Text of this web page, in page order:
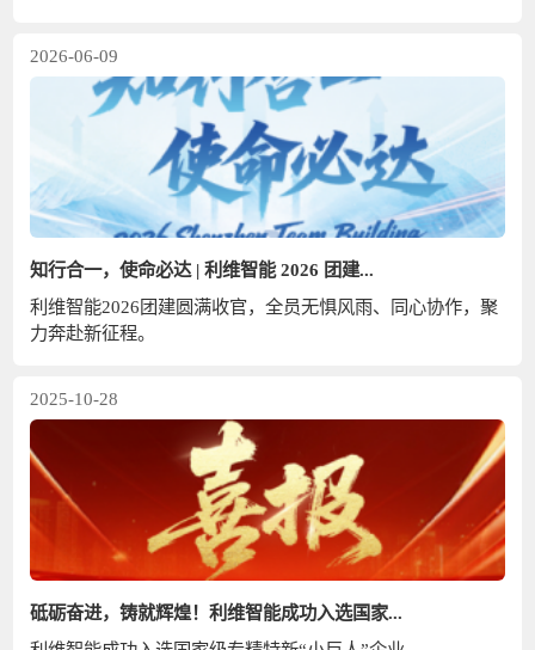
2026-06-09
知行合一，使命必达 | 利维智能 2026 团建...
利维智能2026团建圆满收官，全员无惧风雨、同心协作，聚
力奔赴新征程。
2025-10-28
砥砺奋进，铸就辉煌！利维智能成功入选国家...